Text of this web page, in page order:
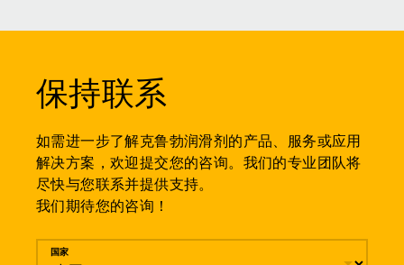
保持联系
如需进一步了解克鲁勃润滑剂的产品、服务或应用
解决方案，欢迎提交您的咨询。我们的专业团队将
尽快与您联系并提供支持。
我们期待您的咨询！
留言
国家